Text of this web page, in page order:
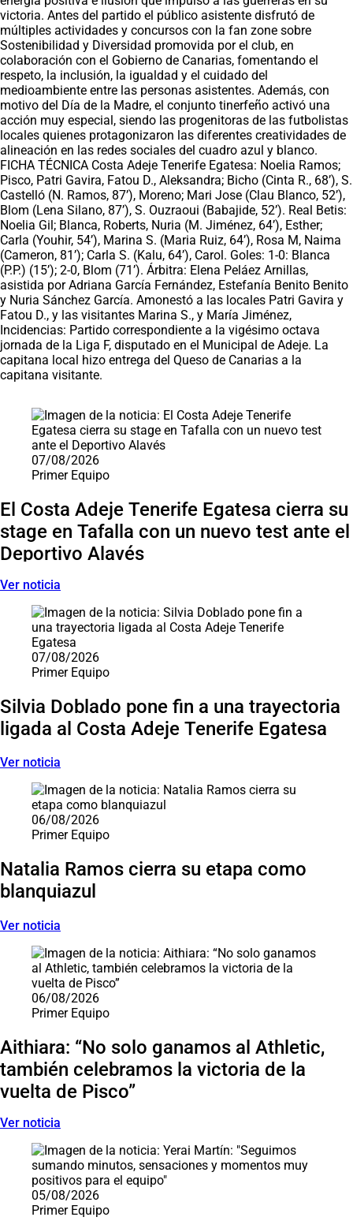
victoria. Antes del partido el público asistente disfrutó de
múltiples actividades y concursos con la fan zone sobre
Sostenibilidad y Diversidad promovida por el club, en
colaboración con el Gobierno de Canarias, fomentando el
respeto, la inclusión, la igualdad y el cuidado del
medioambiente entre las personas asistentes. Además, con
motivo del Día de la Madre, el conjunto tinerfeño activó una
acción muy especial, siendo las progenitoras de las futbolistas
locales quienes protagonizaron las diferentes creatividades de
alineación en las redes sociales del cuadro azul y blanco.
FICHA TÉCNICA Costa Adeje Tenerife Egatesa: Noelia Ramos;
Pisco, Patri Gavira, Fatou D., Aleksandra; Bicho (Cinta R., 68’), S.
Castelló (N. Ramos, 87’), Moreno; Mari Jose (Clau Blanco, 52’),
Blom (Lena Silano, 87’), S. Ouzraoui (Babajide, 52’). Real Betis:
Noelia Gil; Blanca, Roberts, Nuria (M. Jiménez, 64’), Esther;
Carla (Youhir, 54’), Marina S. (Maria Ruiz, 64’), Rosa M, Naima
(Cameron, 81’); Carla S. (Kalu, 64’), Carol. Goles: 1-0: Blanca
(P.P.) (15’); 2-0, Blom (71’). Árbitra: Elena Peláez Arnillas,
asistida por Adriana García Fernández, Estefanía Benito Benito
y Nuria Sánchez García. Amonestó a las locales Patri Gavira y
Fatou D., y las visitantes Marina S., y María Jiménez,
Incidencias: Partido correspondiente a la vigésimo octava
jornada de la Liga F, disputado en el Municipal de Adeje. La
capitana local hizo entrega del Queso de Canarias a la
capitana visitante.
07/08/2026
Primer Equipo
El Costa Adeje Tenerife Egatesa cierra su
stage en Tafalla con un nuevo test ante el
Deportivo Alavés
Ver noticia
07/08/2026
Primer Equipo
Silvia Doblado pone fin a una trayectoria
ligada al Costa Adeje Tenerife Egatesa
Ver noticia
06/08/2026
Primer Equipo
Natalia Ramos cierra su etapa como
blanquiazul
Ver noticia
06/08/2026
Primer Equipo
Aithiara: “No solo ganamos al Athletic,
también celebramos la victoria de la
vuelta de Pisco”
Ver noticia
05/08/2026
Primer Equipo